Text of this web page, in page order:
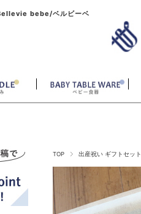
bebe/ベルビーベ
TOP 出産祝い ギフトセット